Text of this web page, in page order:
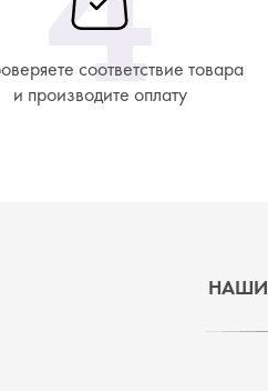
соответствие товара
и производите оплату
НАШИ